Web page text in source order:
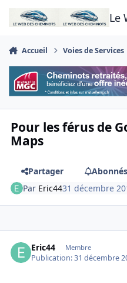
Aller au contenu
Le
Accueil Voies de Services
Pour les férus de
Maps
Partager
Abonnés
Par Eric4431 décembre
Eric44 Membre
Publication:31 décembre